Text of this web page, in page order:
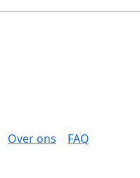
Over ons FAQ